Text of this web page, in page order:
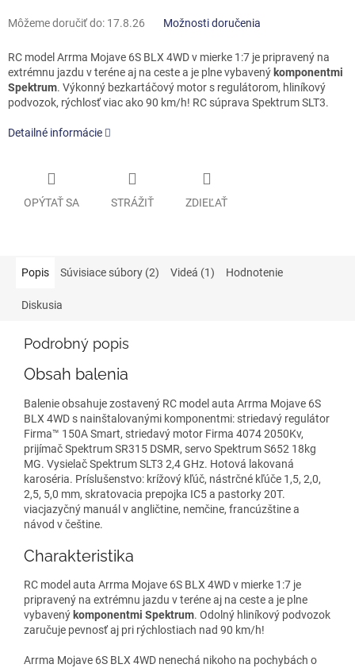
Môžeme doručiť do: 17.8.26 Možnosti doručenia
RC model Arrma Mojave 6S BLX 4WD v mierke 1:7 je pripravený na
extrémnu jazdu v teréne aj na ceste a je plne vybavený komponentmi
Spektrum. Výkonný bezkartáčový motor s regulátorom, hliníkový
podvozok, rýchlosť viac ako 90 km/h! RC súprava Spektrum SLT3.
Detailné informácie
OPÝTAŤ SA STRÁŽIŤ ZDIEĽAŤ
Popis Súvisiace súbory (2) Videá (1) Hodnotenie
Diskusia
Podrobný popis
Obsah balenia
Balenie obsahuje zostavený RC model auta Arrma Mojave 6S
BLX 4WD s nainštalovanými komponentmi: striedavý regulátor
Firma™ 150A Smart, striedavý motor Firma 4074 2050Kv,
prijímač Spektrum SR315 DSMR, servo Spektrum S652 18kg
MG. Vysielač Spektrum SLT3 2,4 GHz. Hotová lakovaná
karoséria. Príslušenstvo: krížový kľúč, nástrčné kľúče 1,5, 2,0,
2,5, 5,0 mm, skratovacia prepojka IC5 a pastorky 20T.
viacjazyčný manuál v angličtine, nemčine, francúzštine a
návod v češtine.
Charakteristika
RC model auta Arrma Mojave 6S BLX 4WD v mierke 1:7 je
pripravený na extrémnu jazdu v teréne aj na ceste a je plne
vybavený komponentmi Spektrum. Odolný hliníkový podvozok
zaručuje pevnosť aj pri rýchlostiach nad 90 km/h!
Arrma Mojave 6S BLX 4WD nenechá nikoho na pochybách o